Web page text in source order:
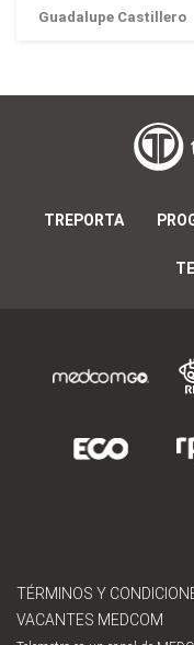
Guadalupe Castillero
TREPORTA
TÉRMINOS Y
VACANTES MEDCOM